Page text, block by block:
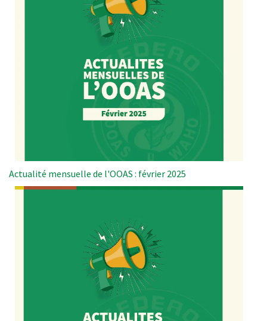
Actualité mensuelle de l'OOAS : février 2025